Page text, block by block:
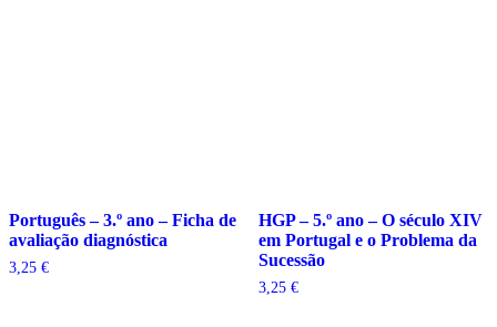
Português – 3.º ano – Ficha de
avaliação diagnóstica
3,25 €
HGP – 5.º ano – O século XIV
em Portugal e o Problema da
Sucessão
3,25 €